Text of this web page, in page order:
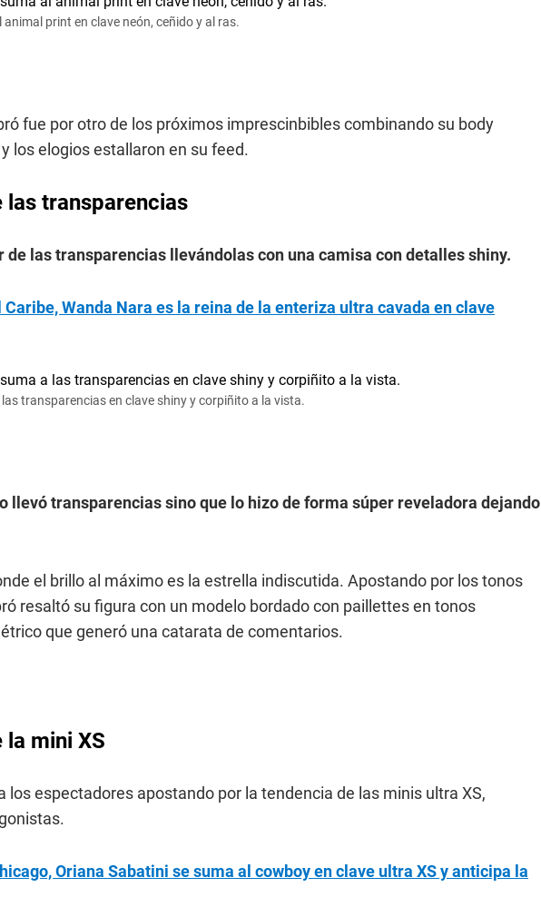
print en clave neón, ceñido y al ras.
fue por otro de los próximos imprescinbibles combinando su body
los elogios estallaron en su feed.
las transparencias
las transparencias llevándolas con una camisa con detalles shiny.
Caribe, Wanda Nara es la reina de la enteriza ultra cavada en clave
transparencias en clave shiny y corpiñito a la vista.
llevó transparencias sino que lo hizo de forma súper reveladora dejando
el brillo al máximo es la estrella indiscutida. Apostando por los tonos
resaltó su figura con un modelo bordado con paillettes en tonos
que generó una catarata de comentarios.
la mini XS
los espectadores apostando por la tendencia de las minis ultra XS,
Oriana Sabatini se suma al cowboy en clave ultra XS y anticipa la